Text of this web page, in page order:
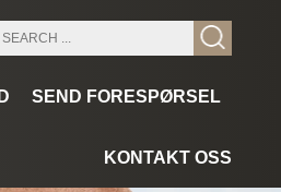
SEND FORESPØRSEL
KONTAKT OSS